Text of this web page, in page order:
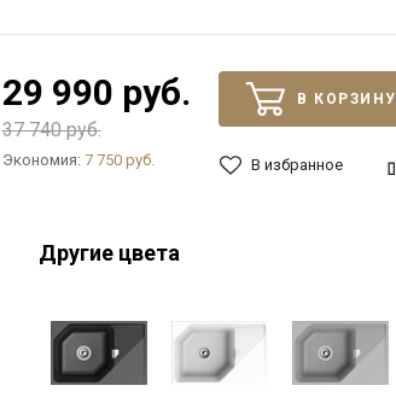
29 990 руб.
37 740 руб.
Экономия: 7 750 руб.
В КОРЗИНУ
В избранное
Другие цвета